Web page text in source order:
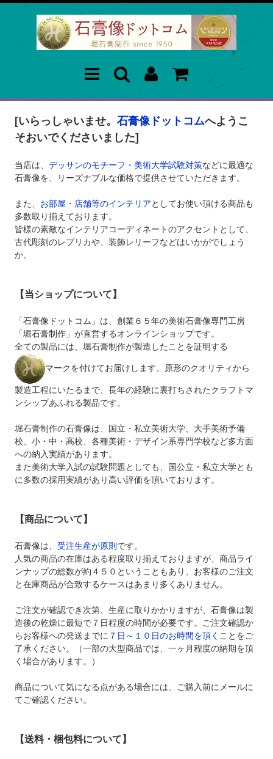
[いらっしゃいませ。石膏像ドットコムへようこ
そおいでくださいました]
当店は、デッサンのモチーフ・美術大学試験対策などに最適な
石膏像を、リーズナブルな価格で提供させていただきます。
また、 お部屋・店舗等のインテリアとしてお使い頂ける商品も
多数取り揃えております。
皆様の素敵なインテリアコーディネートのアクセントとして、
古代彫刻のレプリカや、装飾レリーフなどはいかがでしょう
か。
【当ショップについて】
「石膏像ドットコム」は、創業６５年の美術石膏像専門工房
「堀石膏制作」が直営するオンラインショップです。
全ての製品には、堀石膏制作が製造したことを証明する
マークを付けてお届けします。原形のクオリティから
製造工程にいたるまで、長年の経験に裏打ちされたクラフトマ
ンシップあふれる製品です。
堀石膏制作の石膏像は、国立・私立美術大学、大手美術予備
校、小・中・高校、各種美術・デザイン系専門学校など多方面
への納入実績があります。
また美術大学入試の試験問題としても、国公立・私立大学とも
に多数の採用実績があり高い評価を頂いております。
【商品について】
石膏像は、受注生産が原則 です。
人気の商品の在庫はある程度取り揃えておりますが、商品ライ
ンナップの総数が約４５０ということもあり、お客様のご注文
と在庫商品が合致するケースはあまり多くありません。
ご注文が確認でき次第、生産に取りかかりますが、石膏像は製
造後の乾燥に最短で７日程度の時間が必要です。ご注文確認か
らお客様への発送までに ７日～１０日のお時間を頂く ことをご
了承ください。（一部の大型商品では、一ヶ月程度の納期を頂
く場合があります。）
商品について気になる点がある場合には、ご購入前にメールに
てご確認ください。
【送料・梱包料について】